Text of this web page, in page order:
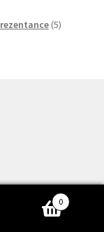
5izdelkov
0